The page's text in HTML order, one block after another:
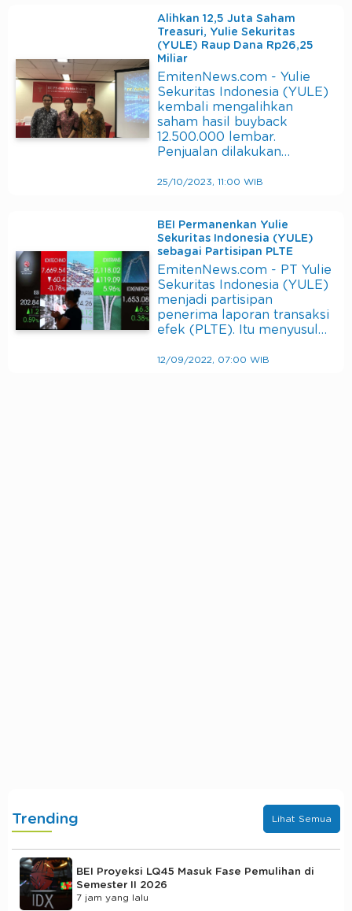
Alihkan 12,5 Juta Saham
Treasuri, Yulie Sekuritas
(YULE) Raup Dana Rp26,25
Miliar
EmitenNews.com - Yulie
Sekuritas Indonesia (YULE)
kembali mengalihkan
saham hasil buyback
12.500.000 lembar.
Penjualan dilakukan…
25/10/2023, 11:00 WIB
BEI Permanenkan Yulie
Sekuritas Indonesia (YULE)
sebagai Partisipan PLTE
EmitenNews.com - PT Yulie
Sekuritas Indonesia (YULE)
menjadi partisipan
penerima laporan transaksi
efek (PLTE). Itu menyusul…
12/09/2022, 07:00 WIB
Trending Lihat Semua
BEI Proyeksi LQ45 Masuk Fase Pemulihan di
Semester II 2026
7 jam yang lalu